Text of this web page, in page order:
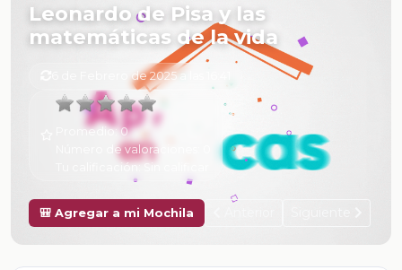
Leonardo de Pisa y las
matemáticas de la vida
6 de Febrero de 2025 a las 16:41
Promedio:0
Número de valoraciones:
Tu calificación:
Sin calificar
🎒 Agregar a mi Mochila